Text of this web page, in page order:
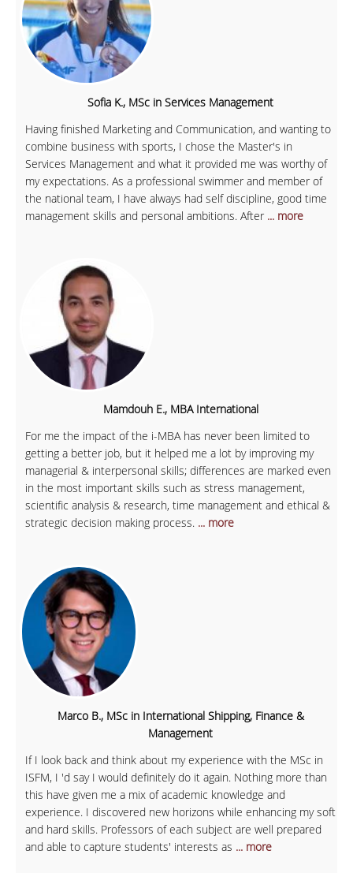
Sofia K., MSc in Services Management
Having finished Marketing and Communication, and wanting to
combine business with sports, I chose the Master's in
Services Management and what it provided me was worthy of
my expectations. As a professional swimmer and member of
the national team, I have always had self discipline, good time
management skills and personal ambitions. After ... more
Mamdouh E., MBA International
For me the impact of the i-MBA has never been limited to
getting a better job, but it helped me a lot by improving my
managerial & interpersonal skills; differences are marked even
in the most important skills such as stress management,
scientific analysis & research, time management and ethical &
strategic decision making process. ... more
Marco B., MSc in International Shipping, Finance &
Management
If I look back and think about my experience with the MSc in
ISFM, I 'd say I would definitely do it again. Nothing more than
this have given me a mix of academic knowledge and
experience. I discovered new horizons while enhancing my soft
and hard skills. Professors of each subject are well prepared
and able to capture students' interests as ... more